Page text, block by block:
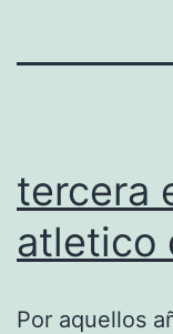
tercera
atletico
Por aquellos